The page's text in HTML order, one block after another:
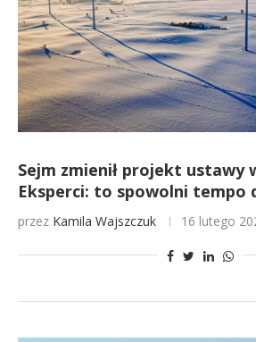
Sejm zmienił projekt ustawy
Eksperci: to spowolni tempo
przez Kamila Wajszczuk 16 lutego